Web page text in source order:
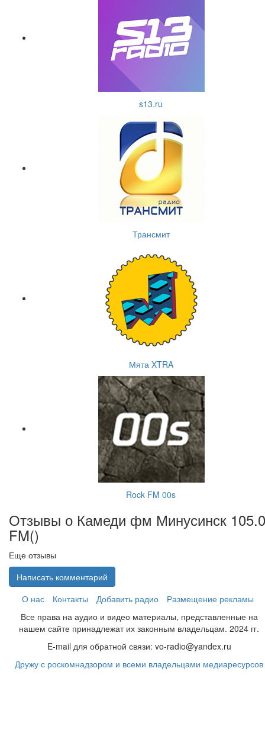
s13.ru
Трансмит
Мята XTRA
Rock FM 00s
Отзывы о Камеди фм Минусинск 105.0
FM()
Еще отзывы
Написать комментарий
О нас
Контакты Добавить радио
Размещение рекламы
Все права на аудио и видео материалы, представленные на
нашем сайте принадлежат их законным владельцам. 2024 гг.
E-mail для обратной связи: vo-radio@yandex.ru
Дружу с роскомнадзором и всеми владельцами медиаресурсов